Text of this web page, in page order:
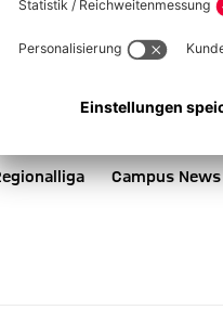
sie werden
Sieg einfahren.
Campus News